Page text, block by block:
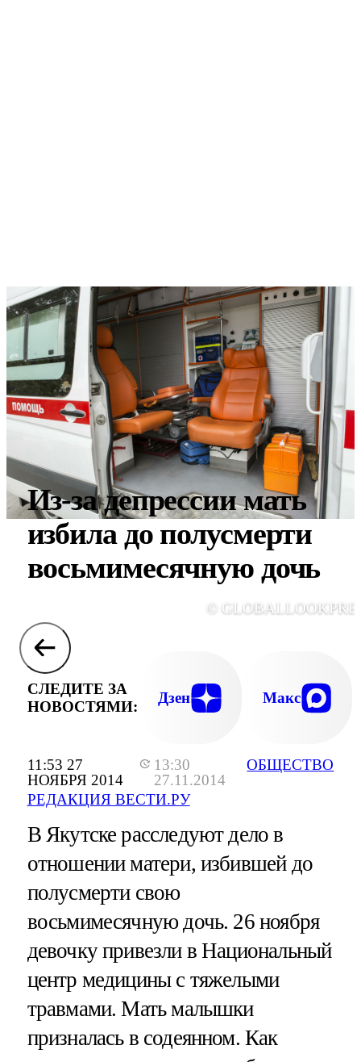
11:53 27
НОЯБРЯ 2014
13:30
27.11.2014
РЕДАКЦИЯ ВЕСТИ.РУ
ОБЩЕСТВО
Из-за депрессии мать
избила до полусмерти
восьмимесячную дочь
©
СЛЕДИТЕ ЗА
НОВОСТЯМИ:
Дзен Макс
В Якутске расследуют дело в
отношении матери, избившей до
полусмерти свою
восьмимесячную дочь. 26 ноября
девочку привезли в Национальный
центр медицины с тяжелыми
травмами. Мать малышки
призналась в содеянном. Как